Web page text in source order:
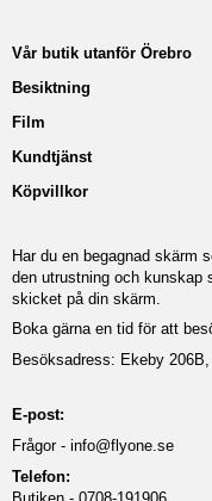
Vår butik utanför Örebro
Besiktning
Film
Kundtjänst
Köpvillkor
Har du en begagnad skärm
den utrustning och kunskap
skicket på din skärm.
Boka gärna en tid för att
Besöksadress: Ekeby
E-post:
Frågor - info@flyone.se
Telefon: